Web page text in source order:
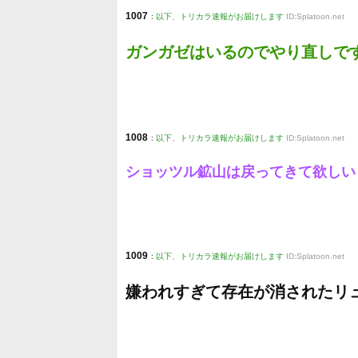
1007 : 以下、トリカラ速報がお届けします ID:Splatoon.net
ガンガゼはいるのでやり直しで
1008 : 以下、トリカラ速報がお届けします ID:Splatoon.net
ショッツル鉱山は戻ってきて欲しい
1009 : 以下、トリカラ速報がお届けします ID:Splatoon.net
嫌われすぎて存在が消されたリ